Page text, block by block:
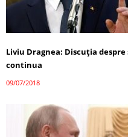
Liviu Dragnea: Discuţia
continua
09/07/2018